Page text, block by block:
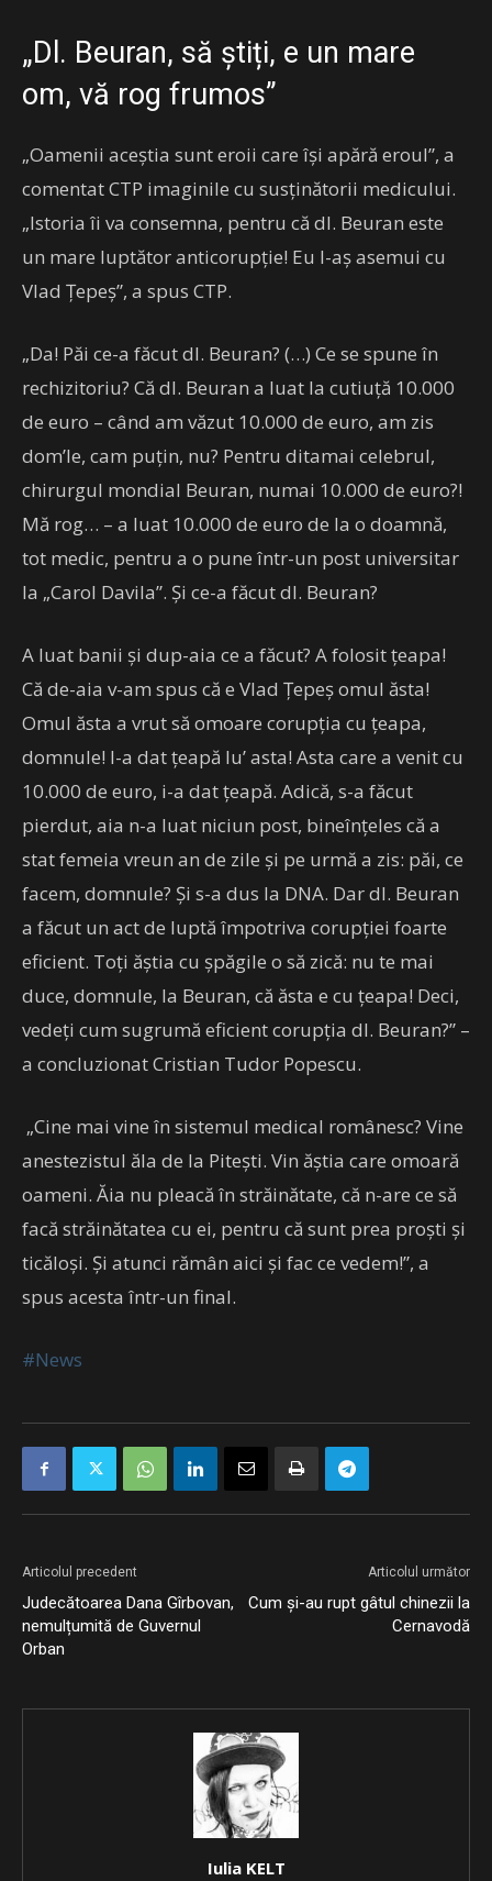
„Dl. Beuran, să știți, e un mare
om, vă rog frumos”
„Oamenii aceștia sunt eroii care își apără eroul”, a
comentat CTP imaginile cu susținătorii medicului.
„Istoria îi va consemna, pentru că dl. Beuran este
un mare luptător anticorupție! Eu l-aș asemui cu
Vlad Țepeș”, a spus CTP.
„Da! Păi ce-a făcut dl. Beuran? (…) Ce se spune în
rechizitoriu? Că dl. Beuran a luat la cutiuță 10.000
de euro – când am văzut 10.000 de euro, am zis
dom’le, cam puțin, nu? Pentru ditamai celebrul,
chirurgul mondial Beuran, numai 10.000 de euro?!
Mă rog… – a luat 10.000 de euro de la o doamnă,
tot medic, pentru a o pune într-un post universitar
la „Carol Davila”. Și ce-a făcut dl. Beuran?
A luat banii și dup-aia ce a făcut? A folosit țeapa!
Că de-aia v-am spus că e Vlad Țepeș omul ăsta!
Omul ăsta a vrut să omoare corupția cu țeapa,
domnule! I-a dat țeapă lu’ asta! Asta care a venit cu
10.000 de euro, i-a dat țeapă. Adică, s-a făcut
pierdut, aia n-a luat niciun post, bineînțeles că a
stat femeia vreun an de zile și pe urmă a zis: păi, ce
facem, domnule? Și s-a dus la DNA. Dar dl. Beuran
a făcut un act de luptă împotriva corupției foarte
eficient. Toți ăștia cu șpăgile o să zică: nu te mai
duce, domnule, la Beuran, că ăsta e cu țeapa! Deci,
vedeți cum sugrumă eficient corupția dl. Beuran?” –
a concluzionat Cristian Tudor Popescu.
„Cine mai vine în sistemul medical românesc? Vine
anestezistul ăla de la Pitești. Vin ăștia care omoară
oameni. Ăia nu pleacă în străinătate, că n-are ce să
facă străinătatea cu ei, pentru că sunt prea proști și
ticăloși. Și atunci rămân aici și fac ce vedem!”, a
spus acesta într-un final.
#News
Articolul precedent
Judecătoarea Dana Gîrbovan,
nemulțumită de Guvernul
Orban
Articolul următor
Cum și-au rupt gâtul chinezii la
Cernavodă
Iulia KELT